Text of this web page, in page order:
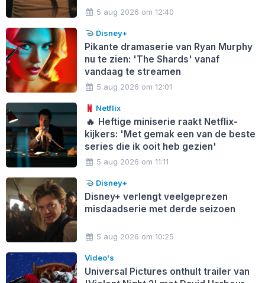
5 aug 2026 om 12:40
Disney+
Pikante dramaserie van Ryan Murphy
nu te zien: 'The Shards' vanaf
vandaag te streamen
5 aug 2026 om 12:01
Netflix
🔥 Heftige miniserie raakt Netflix-
kijkers: 'Met gemak een van de beste
series die ik ooit heb gezien'
5 aug 2026 om 11:11
Disney+
Disney+ verlengt veelgeprezen
misdaadserie met derde seizoen
5 aug 2026 om 10:25
Video's
Universal Pictures onthult trailer van